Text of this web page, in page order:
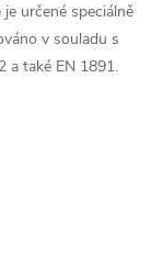
určené speciálně
v souladu s
a také EN 1891.